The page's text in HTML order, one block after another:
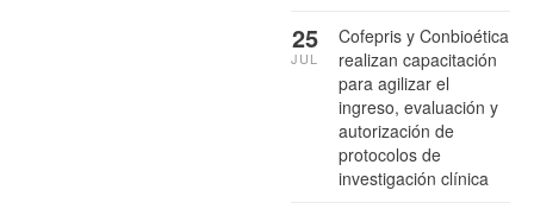
Cofepris y Conbioética
realizan capacitación
para agilizar el
ingreso, evaluación y
autorización de
protocolos de
investigación clínica
25
JUL